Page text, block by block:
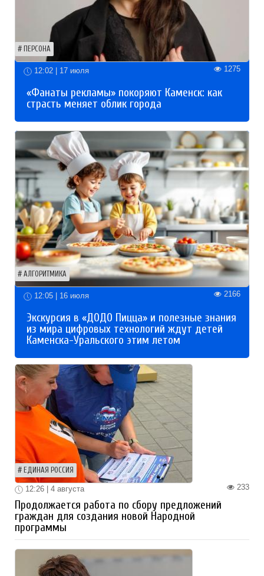
ПЕРСОНА
12:02 | 17 июля 1275
«Фанаты рекламы» покоряют Каменск: как
страсть меняет облик города
АЛГОРИТМИКА
12:05 | 16 июля 2166
Экскурсия в «ДОДО Пицца» и полезные знания
из мира цифровых технологий ждут детей
Каменска-Уральского этим летом
ЕДИНАЯ РОССИЯ
233
12:26 | 4 августа
Продолжается работа по сбору предложений
граждан для создания новой Народной
программы